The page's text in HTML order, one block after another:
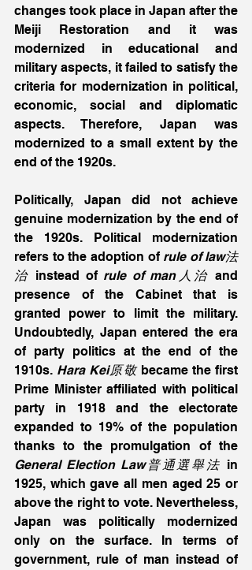
changes took place in Japan after the
Meiji Restoration and it was
modernized in educational and
military aspects, it failed to satisfy the
criteria for modernization in political,
economic, social and diplomatic
aspects. Therefore, Japan was
modernized to a small extent by the
end of the 1920s.
Politically, Japan did not achieve
genuine modernization by the end of
the 1920s. Political modernization
refers to the adoption of rule of law法
治 instead of rule of man人治 and
presence of the Cabinet that is
granted power to limit the military.
Undoubtedly, Japan entered the era
of party politics at the end of the
1910s. Hara Kei原敬 became the first
Prime Minister affiliated with political
party in 1918 and the electorate
expanded to 19% of the population
General Election Law普通選舉法 in
1925, which gave all men aged 25 or
above the right to vote. Nevertheless,
Japan was politically modernized
only on the surface. In terms of
government, rule of man instead of